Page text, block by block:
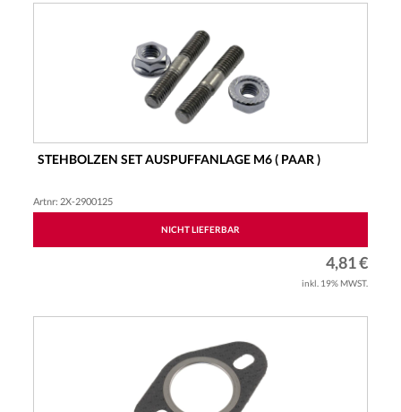
Zip SSL 25 SSL1T 2T AC 92-96
STEHBOLZEN SET AUSPUFFANLAGE M6 ( PAAR )
Artnr: 2X-2900125
NICHT LIEFERBAR
4,81 €
inkl. 19% MWST.